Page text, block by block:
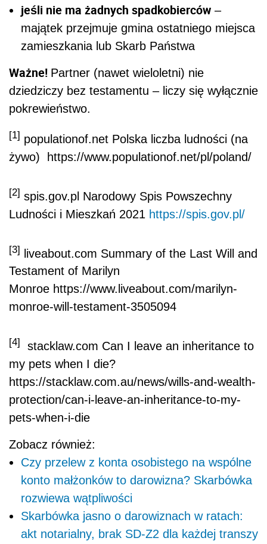
jeśli nie ma żadnych spadkobierców –
majątek przejmuje gmina ostatniego miejsca
zamieszkania lub Skarb Państwa
Ważne! Partner (nawet wieloletni) nie
dziedziczy bez testamentu – liczy się wyłącznie
pokrewieństwo.
[1] populationof.net Polska liczba ludności (na
żywo) https://www.populationof.net/pl/poland/
[2] spis.gov.pl Narodowy Spis Powszechny
Ludności i Mieszkań 2021 https://spis.gov.pl/
[3] liveabout.com Summary of the Last Will and
Testament of Marilyn
Monroe https://www.liveabout.com/marilyn-
monroe-will-testament-3505094
[4]
stacklaw.com Can I leave an inheritance to
my pets when I die?
https://stacklaw.com.au/news/wills-and-wealth-
protection/can-i-leave-an-inheritance-to-my-
pets-when-i-die
Zobacz również:
Czy przelew z konta osobistego na wspólne
konto małżonków to darowizna? Skarbówka
rozwiewa wątpliwości
Skarbówka jasno o darowiznach w ratach:
akt notarialny, brak SD-Z2 dla każdej transzy